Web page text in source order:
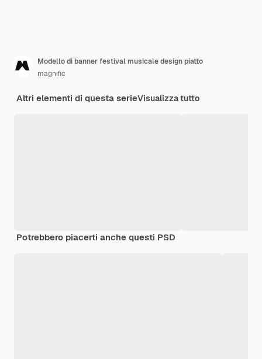
Modello di banner festival musicale design piatto
magnific
Altri elementi di questa serieVisualizza tutto
Potrebbero piacerti anche questi PSD